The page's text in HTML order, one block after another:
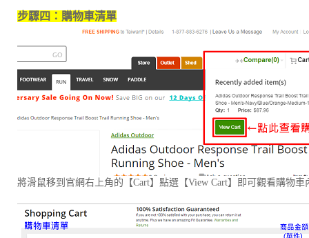
步驟四：購物車清單
將滑鼠移到官網右上角的【Cart】點選【View Cart】即可觀看購物車